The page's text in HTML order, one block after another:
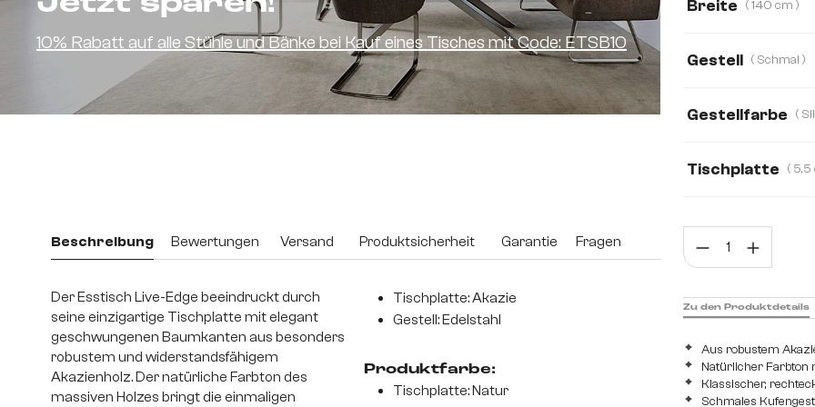
Breite ( 140 cm )
Gestell ( Schmal )
Gestellfarbe
Tischplatte
Aus robustem
Natürlicher Farbton
Klassischer,
Schmales
Zu den Produktdetails
10% Rabatt auf alle Stühle und Bänke bei Kauf eines Tisches mit Code: ETSB10
Beschreibung Bewertungen Versand Produktsicherheit Garantie Fragen
Der Esstisch Live-Edge beeindruckt durch
seine einzigartige Tischplatte mit elegant
geschwungenen Baumkanten aus besonders
robustem und widerstandsfähigem
Akazienholz. Der natürliche Farbton des
massiven Holzes bringt die einmaligen
Tischplatte: Akazie
Gestell: Edelstahl
Produktfarbe:
Tischplatte: Natur